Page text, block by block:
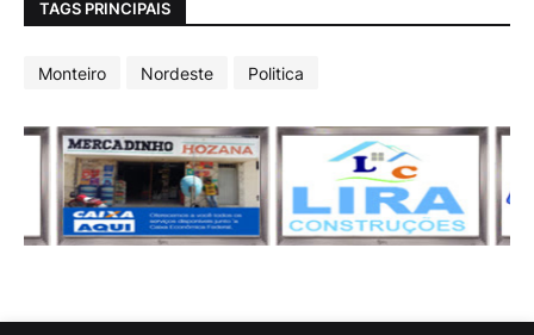
TAGS PRINCIPAIS
Monteiro Nordeste Politica